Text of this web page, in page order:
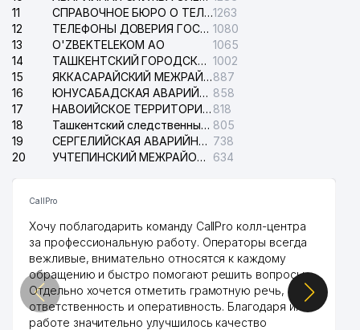
11
СПРАВОЧНОЕ БЮРО О ТЕЛЕФОНАХ ОРГАНИЗАЦИЙ г. ТАШКЕНТА1263
12
ТЕЛЕФОНЫ ДОВЕРИЯ ГОСУДАРСТВЕННОГО ЦЕНТРА ТЕСТИРОВАНИЯ 1080
13
O'ZBEKTELEKOM АО
1065
14
ТАШКЕНТСКИЙ ГОРОДСКОЙ СУД ПО ГРАЖДАНСКИМ ДЕЛАМ 1002
15
ЯККАСАРАЙСКИЙ МЕЖРАЙОННЫЙ СУД ПО ГРАЖДАНСКИМ ДЕЛАМ887
16
ЮНУСАБАДСКАЯ АВАРИЙНАЯ СЛУЖБА ЭЛЕКТРОСЕТИ 858
17
НАВОИЙСКОЕ ТЕРРИТОРИАЛЬНОЕ ПРЕДПРИЯТИЕ ЭЛЕКТРОСЕТИ АО 818
18
Ташкентский следственный изолятор 805
19
СЕРГЕЛИЙСКАЯ АВАРИЙНАЯ СЛУЖБА ЭЛЕКТРОСЕТИ 738
20
УЧТЕПИНСКИЙ МЕЖРАЙОННЫЙ СУД ПО ГРАЖДАНСКИМ ДЕЛАМ 634
CallPro
Хочу поблагодарить команду CallPro колл-центра
за профессиональную работу. Операторы всегда
вежливые, внимательно относятся к каждому
обращению и быстро помогают решить вопросы.
Отдельно хочется отметить грамотную речь,
ответственность и оперативность. Благодаря их
работе значительно улучшилось качество